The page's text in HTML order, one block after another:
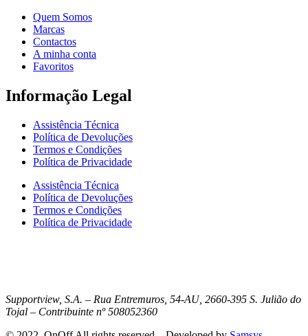
Quem Somos
Marcas
Contactos
A minha conta
Favoritos
Informação Legal
Assistência Técnica
Política de Devoluções
Termos e Condições
Política de Privacidade
Assistência Técnica
Política de Devoluções
Termos e Condições
Política de Privacidade
Supportview, S.A. – Rua Entremuros, 54-AU, 2660-395 S. Julião do
Tojal – Contribuinte nº 508052360